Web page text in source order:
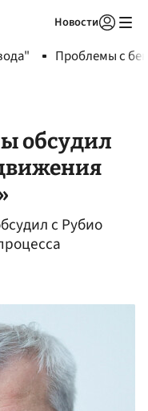
Новости
Проблемы с
обсудил
с Рубио